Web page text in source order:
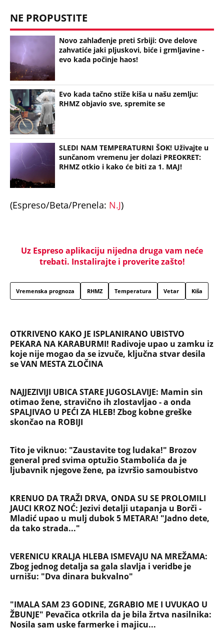
NE PROPUSTITE
Novo zahlađenje preti Srbiji: Ove delove
zahvatiće jaki pljuskovi, biće i grmljavine -
evo kada počinje haos!
Evo kada tačno stiže kiša u našu zemlju:
RHMZ objavio sve, spremite se
SLEDI NAM TEMPERATURNI ŠOK! Uživajte u
sunčanom vremenu jer dolazi PREOKRET:
RHMZ otkio i kako će biti za 1. MAJ!
(Espreso/Beta/Prenela: N.J)
Uz Espreso aplikaciju nijedna druga vam neće
trebati. Instalirajte i proverite zašto!
Vremenska prognoza RHMZ Temperatura Vetar Kiša
OTKRIVENO KAKO JE ISPLANIRANO UBISTVO
PEKARA NA KARABURMI! Radivoje upao u zamku iz
koje nije mogao da se izvuče, ključna stvar desila
se VAN MESTA ZLOČINA
NAJJEZIVIJI UBICA STARE JUGOSLAVIJE: Mamin sin
otimao žene, stravično ih zlostavljao - a onda
SPALJIVAO U PEĆI ZA HLEB! Zbog kobne greške
skončao na ROBIJI
Tito je viknuo: "Zaustavite tog ludaka!" Brozov
general pred svima optužio Stambolića da je
ljubavnik njegove žene, pa izvršio samoubistvo
KRENUO DA TRAŽI DRVA, ONDA SU SE PROLOMILI
JAUCI KROZ NOĆ: Jezivi detalji utapanja u Borči -
Mladić upao u mulj dubok 5 METARA! "Jadno dete,
da tako strada..."
VERENICU KRALJA HLEBA ISMEVAJU NA MREŽAMA:
Zbog jednog detalja sa gala slavlja i veridbe je
urnišu: "Dva dinara bukvalno"
"IMALA SAM 23 GODINE, ZGRABIO ME I UVUKAO U
ŽBUNJE" Pevačica otkrila da je bila žrtva nasilnika:
Nosila sam uske farmerke i majicu...